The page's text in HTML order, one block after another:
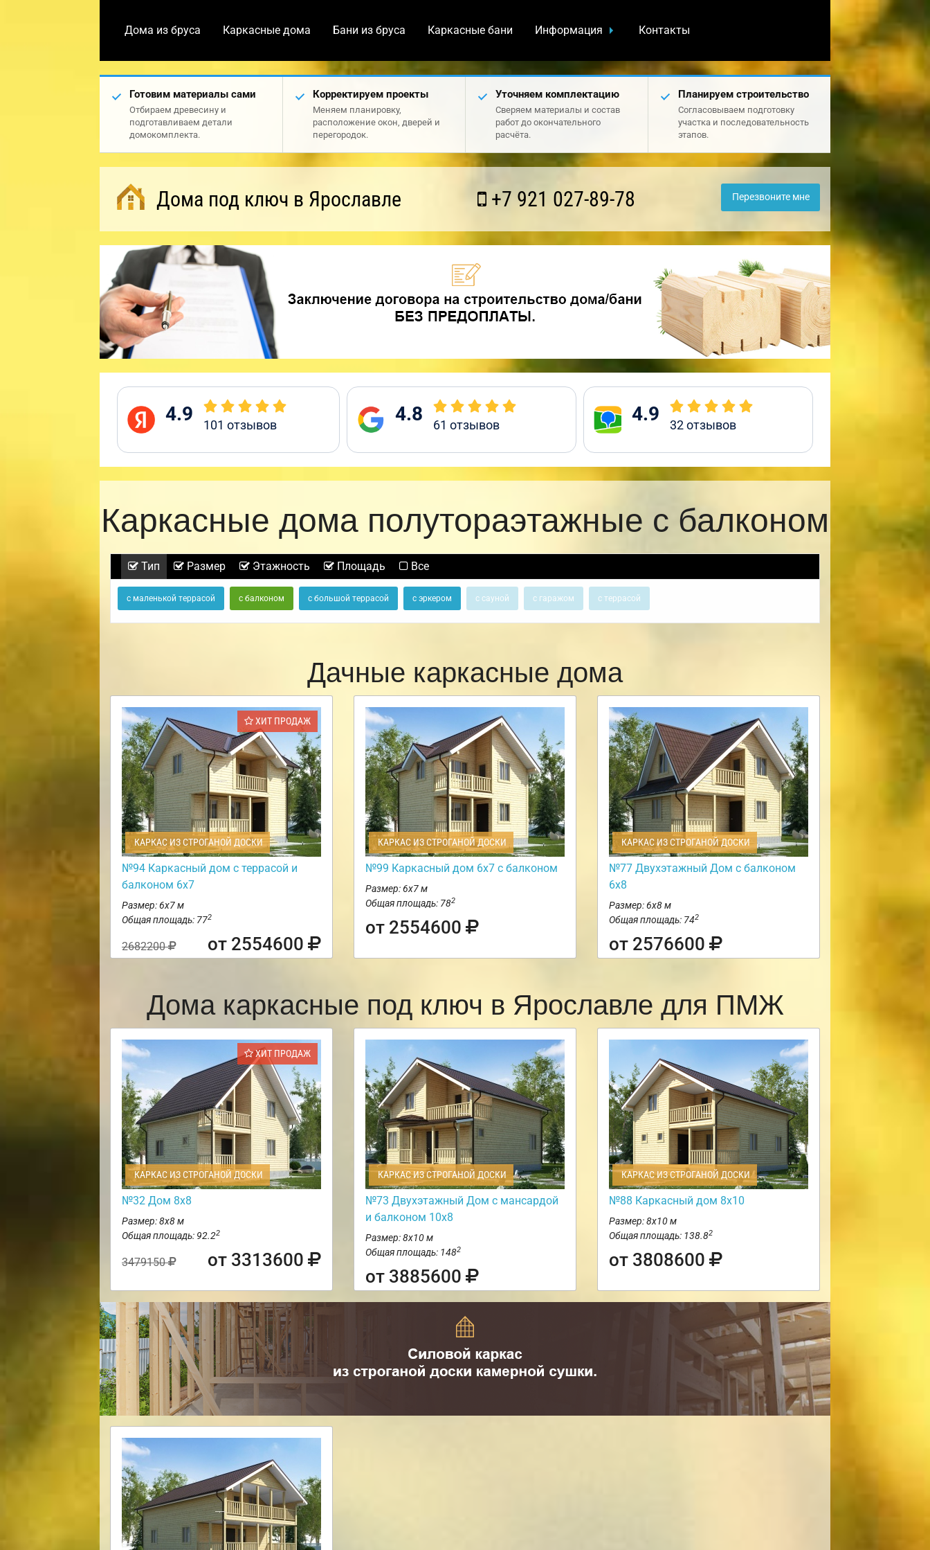
Дома из бруса Каркасные дома Бани из бруса Каркасные бани Информация Контакты
Готовим материалы сами
Отбираем древесину и
подготавливаем детали
домокомплекта.
Корректируем проекты
Меняем планировку,
расположение окон, дверей и
перегородок.
Уточняем комплектацию
Сверяем материалы и состав
работ до окончательного
расчёта.
Планируем строительство
Согласовываем подготовку
участка и последовательность
этапов.
Дома под ключ в Ярославле +7 921 027-89-78 Перезвоните мне
4.9 101 отзывов 4.8 61 отзывов 4.9 32отзывов
Каркасные дома полутораэтажные с балконом
Тип Размер Этажность Площадь Все
с маленькой террасой с балконом с большой террасой с эркером с сауной с гаражом с террасой
Дачные каркасные дома
ХИТ ПРОДАЖ
КАРКАС ИЗ СТРОГАНОЙ ДОСКИ
№94 Каркасный дом с террасой и
балконом 6х7
Размер: 6х7 м
Общая площадь: 772
2682200 от 2554600
КАРКАС ИЗ СТРОГАНОЙ ДОСКИ
№99 Каркасный дом 6х7 с балконом
Размер: 6х7 м
Общая площадь: 782
от 2554600
КАРКАС ИЗ СТРОГАНОЙ ДОСКИ
№77 Двухэтажный Дом с балконом
6х8
Размер: 6х8 м
Общая площадь: 742
от 2576600
Дома каркасные под ключ в Ярославле для ПМЖ
ХИТ ПРОДАЖ
КАРКАС ИЗ СТРОГАНОЙ ДОСКИ
№32 Дом 8х8
Размер: 8х8 м
Общая площадь: 92.22
3479150 от 3313600
КАРКАС ИЗ СТРОГАНОЙ ДОСКИ
№73 Двухэтажный Дом с мансардой
и балконом 10х8
Размер: 8х10 м
Общая площадь: 1482
от 3885600
КАРКАС ИЗ СТРОГАНОЙ ДОСКИ
№88 Каркасный дом 8х10
Размер: 8х10 м
Общая площадь: 138.82
от 3808600